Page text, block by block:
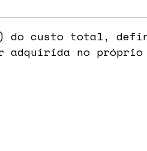
do custo total,
adquirida no